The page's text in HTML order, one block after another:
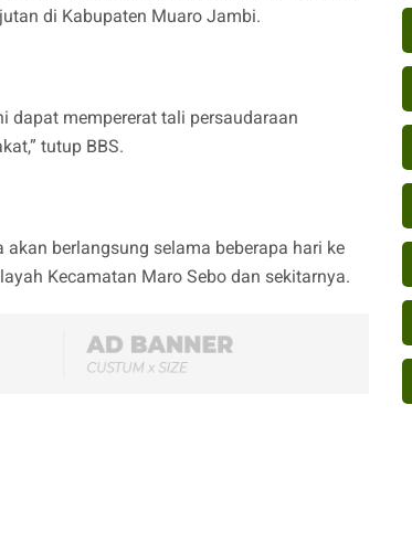
di Kabupaten Muaro Jambi.
dapat mempererat tali persaudaraan
tutup BBS.
berlangsung selama beberapa hari ke
Kecamatan Maro Sebo dan sekitarnya.